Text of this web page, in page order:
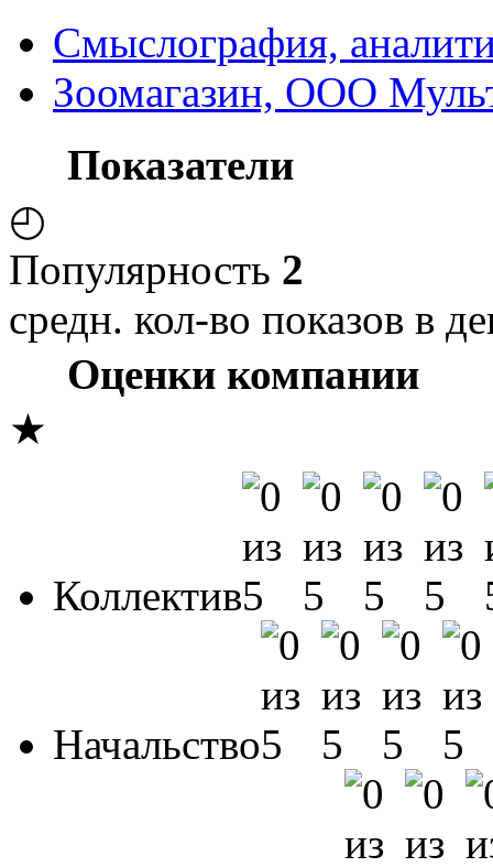
Смыслография,
Зоомагазин, ООО
Показатели
◴
Популярность 2
средн. кол-во показов в
Оценки компании
★
Коллектив
Начальство